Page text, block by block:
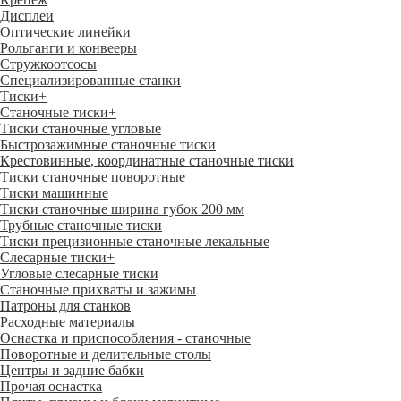
Дисплеи
Оптические линейки
Рольганги и конвееры
Стружкоотсосы
Специализированные станки
Тиски+
Станочные тиски+
Тиски станочные угловые
Быстрозажимные станочные тиски
Крестовинные, координатные станочные тиски
Тиски станочные поворотные
Тиски машинные
Тиски станочные ширина губок 200 мм
Трубные станочные тиски
Тиски прецизионные станочные лекальные
Слесарные тиски+
Угловые слесарные тиски
Станочные прихваты и зажимы
Патроны для станков
Расходные материалы
Оснастка и приспособления - станочные
Поворотные и делительные столы
Центры и задние бабки
Прочая оснастка